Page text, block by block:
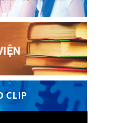
CLIP